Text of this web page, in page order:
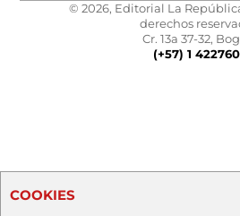
© 2026, Editorial La
derechos
Cr. 13a 37-32,
(+57) 1
COOKIES